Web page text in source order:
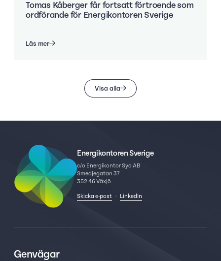
Tomas Kåberger får fortsatt förtroende som
ordförande för Energikontoren Sverige
Läs mer
Visa alla
Energikontoren Sverige
c/o Energikontor Syd AB
Smedjegatan 37
352 46 Växjö
Skicka e-post · LinkedIn
Genvägar